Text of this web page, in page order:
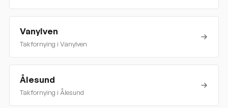
Vanylven
Takfornying i Vanylven
Ålesund
Takfornying i Ålesund